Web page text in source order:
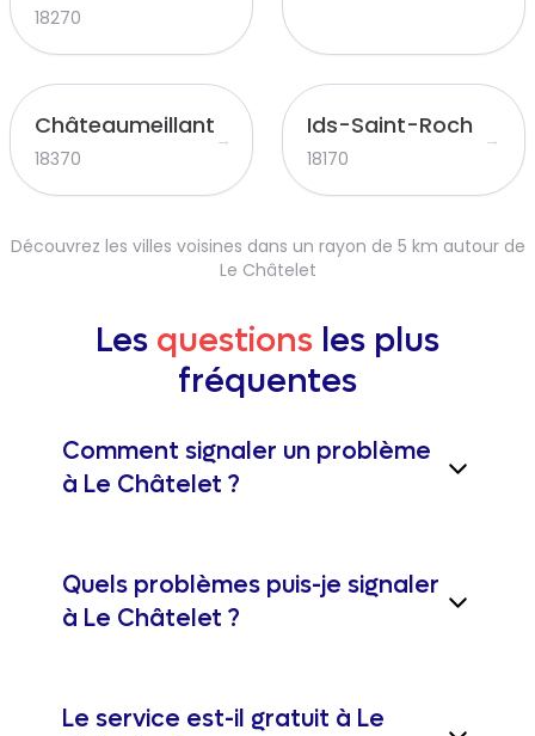
18270
Châteaumeillant
18370
→ Ids-Saint-Roch
18170
→
Découvrez les villes voisines dans un rayon de 5 km autour de
Le Châtelet
Les questions les plus
fréquentes
Comment signaler un problème
à Le Châtelet ?
Quels problèmes puis-je signaler
à Le Châtelet ?
Le service est-il gratuit à Le